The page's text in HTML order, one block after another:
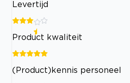
Levertijd
Product kwaliteit
(Product)kennis personeel